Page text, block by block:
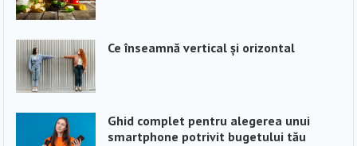
Ce înseamnă vertical și orizontal
Ghid complet pentru alegerea unui
smartphone potrivit bugetului tău